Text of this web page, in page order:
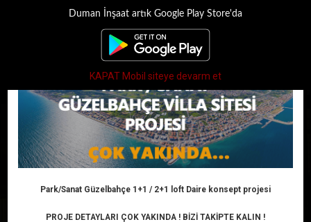
Duman İnşaat artık Google Play Store'da
KAPAT Mobil siteye devarm et
HAZIRLIK, ÖNLEM,
DESTEK, TEŞVİK
HAZIRLIK, ÖNLEM, DESTEK, TEŞVİK
Park/Sanat Güzelbahçe 1+1 / 2+1 loft Daire konsept projesi
PROJE DETAYLARI ÇOK YAKINDA ! BİZİ TAKİPTE KALIN !